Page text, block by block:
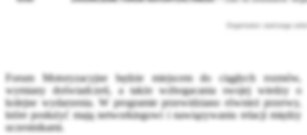
Forum Motoryzacyjne będzie miejscem do ciągłych rozmów,
wymiany doświadczeń, a także wzbogacania swojej wiedzy o
kolejne wydarzenia. W programie przewidziano również przerwy,
które posłużyć mają networkingowi i nawiązywaniu relacji między
uczestnikami.